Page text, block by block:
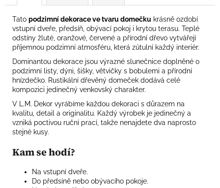
Tato podzimní dekorace ve tvaru domečku krásně ozdobí
vstupní dveře, předsíň, obývací pokoj i krytou terasu. Teplé
odstíny žluté, oranžové, červené a přírodní dřevo vytvářejí
příjemnou podzimní atmosféru, která zútulní každý interiér.
Dominantou dekorace jsou výrazné slunečnice doplněné o
podzimní listy, dýni, šišky, větvičky s bobulemi a přírodní
hnízdečko. Rustikální dřevěný domeček dodává celé
kompozici jedinečný venkovský charakter.
V L.M. Dekor vyrábíme každou dekoraci s důrazem na
kvalitu, detail a originalitu. Každý výrobek je jedinečný a
vzniká poctivou ruční prací, takže nenajdete dva naprosto
stejné kusy.
Kam se hodí?
Na vstupní dveře.
Do předsíně nebo obývacího pokoje.